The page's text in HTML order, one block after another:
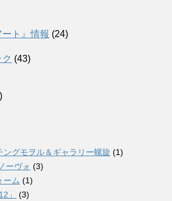
ート』情報 (24)
(43)
ングモヲル＆ギャラリー螺旋 (1)
ーヴォ (3)
ーム (1)
」
(3)